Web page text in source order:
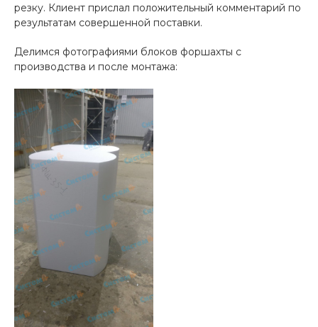
резку. Клиент прислал положительный комментарий по
результатам совершенной поставки.
Делимся фотографиями блоков форшахты с
производства и после монтажа: